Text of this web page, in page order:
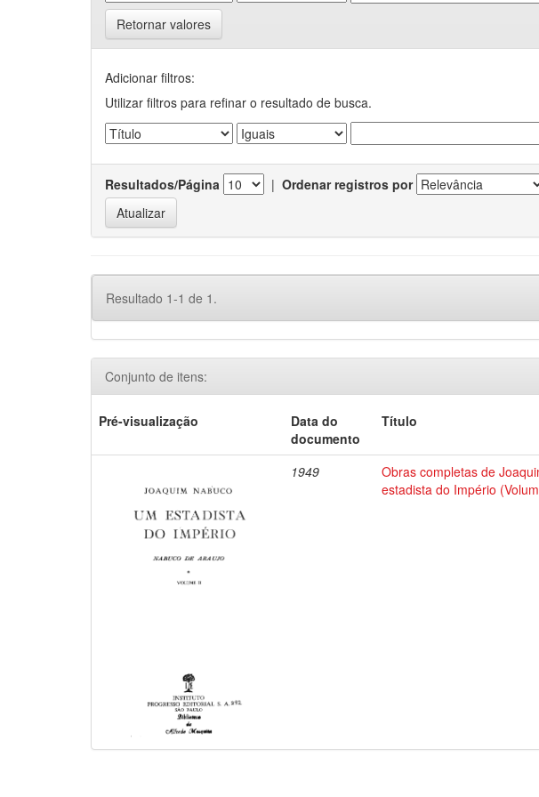
Retornar valores
Adicionar filtros:
Utilizar filtros para refinar o resultado de busca.
Resultados/Página | Ordenar registros por
Resultado 1-1 de 1.
Conjunto de itens:
Pré-visualização
Data do
documento
Título
1949
Obras completas de
estadista do Império